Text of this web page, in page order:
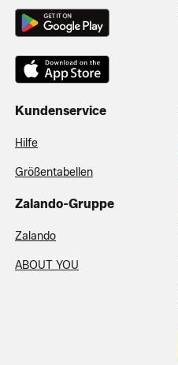
Kundenservice
Hilfe
Größentabellen
Zalando-Gruppe
Zalando
ABOUT YOU